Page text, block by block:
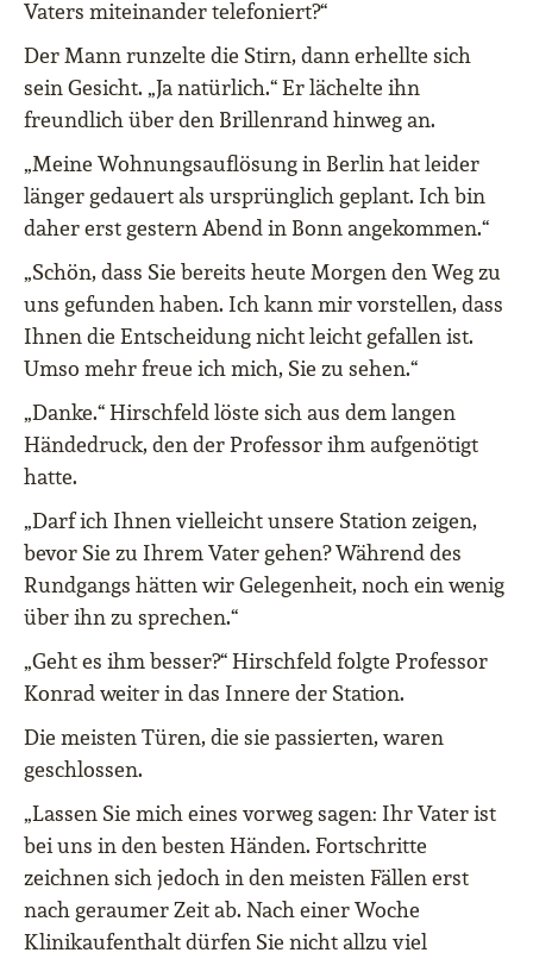
Vaters miteinander telefoniert?“
Der Mann runzelte die Stirn, dann erhellte sich
sein Gesicht. „Ja natürlich.“ Er lächelte ihn
freundlich über den Brillenrand hinweg an.
„Meine Wohnungsauflösung in Berlin hat leider
länger gedauert als ursprünglich geplant. Ich bin
daher erst gestern Abend in Bonn angekommen.“
„Schön, dass Sie bereits heute Morgen den Weg zu
uns gefunden haben. Ich kann mir vorstellen, dass
Ihnen die Entscheidung nicht leicht gefallen ist.
Umso mehr freue ich mich, Sie zu sehen.“
„Danke.“ Hirschfeld löste sich aus dem langen
Händedruck, den der Professor ihm aufgenötigt
hatte.
„Darf ich Ihnen vielleicht unsere Station zeigen,
bevor Sie zu Ihrem Vater gehen? Während des
Rundgangs hätten wir Gelegenheit, noch ein wenig
über ihn zu sprechen.“
„Geht es ihm besser?“ Hirschfeld folgte Professor
Konrad weiter in das Innere der Station.
Die meisten Türen, die sie passierten, waren
geschlossen.
„Lassen Sie mich eines vorweg sagen: Ihr Vater ist
bei uns in den besten Händen. Fortschritte
zeichnen sich jedoch in den meisten Fällen erst
nach geraumer Zeit ab. Nach einer Woche
Klinikaufenthalt dürfen Sie nicht allzu viel